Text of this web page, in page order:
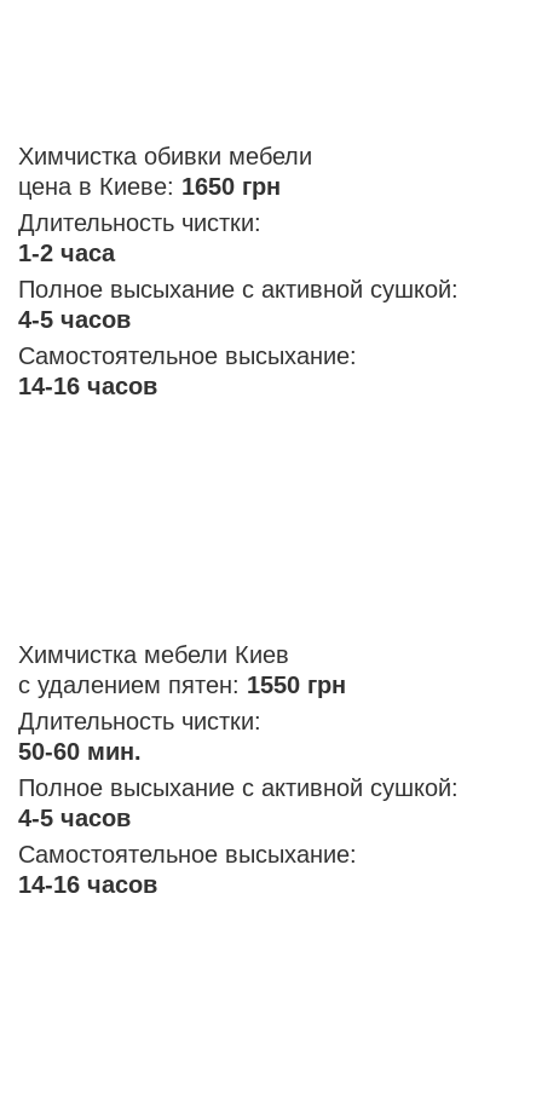
Химчистка обивки мебели
цена в Киеве: 1650 грн
Длительность чистки:
1-2 часа
Полное высыхание с активной сушкой:
4-5 часов
Самостоятельное высыхание:
14-16 часов
Химчистка мебели Киев
с удалением пятен: 1550 грн
Длительность чистки:
50-60 мин.
Полное высыхание с активной сушкой:
4-5 часов
Самостоятельное высыхание:
14-16 часов